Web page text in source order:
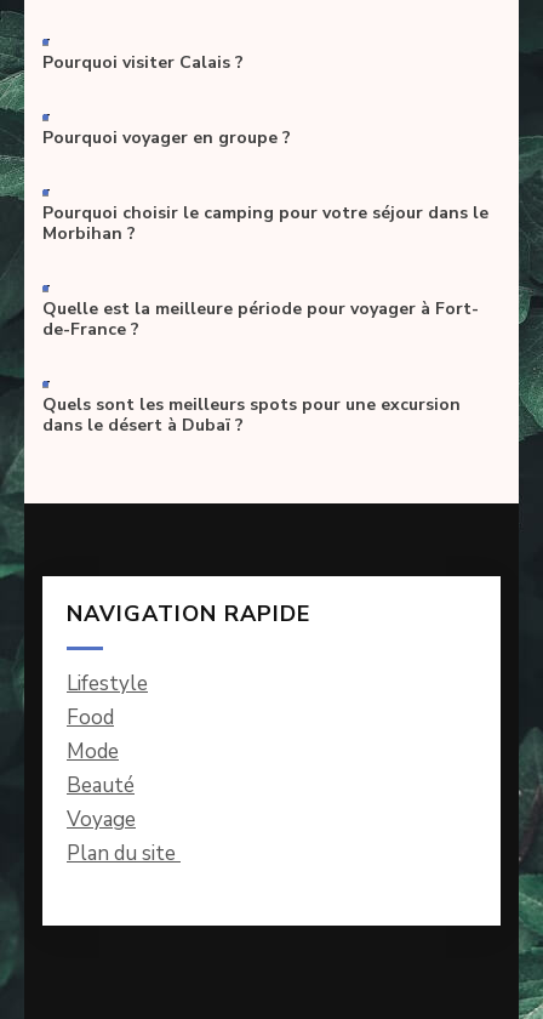
-
Pourquoi visiter Calais ?
-
Pourquoi voyager en groupe ?
-
Pourquoi choisir le camping pour votre séjour dans le
Morbihan ?
-
Quelle est la meilleure période pour voyager à Fort-
de-France ?
-
Quels sont les meilleurs spots pour une excursion
dans le désert à Dubaï ?
NAVIGATION RAPIDE
Lifestyle
Food
Mode
Beauté
Voyage
Plan du site